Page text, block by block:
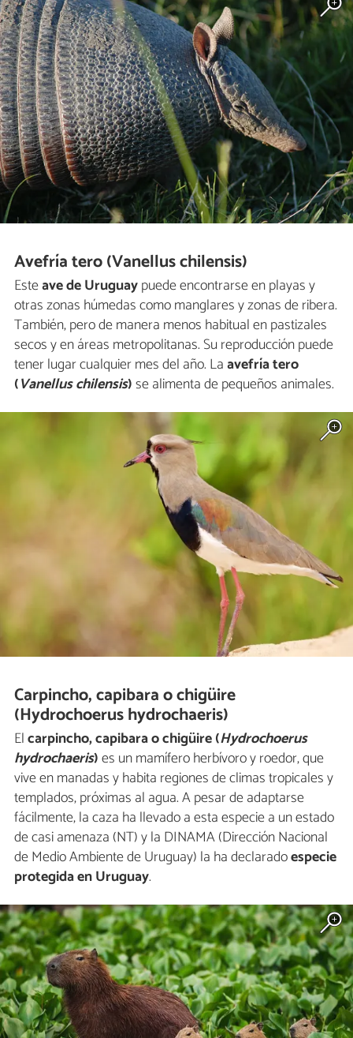
Avefría tero (Vanellus chilensis)
Esteave de Uruguaypuede encontrarse en playas y
otras zonas húmedas como manglares y zonas de ribera.
También, pero de manera menos habitual en pastizales
secos y en áreas metropolitanas. Su reproducción puede
tener lugar cualquier mes del año. Laavefría tero
(Vanellus chilensis)se alimenta de pequeños animales.
Carpincho, capibara o chigüire
(Hydrochoerus hydrochaeris)
Elcarpincho, capibara o chigüire (Hydrochoerus
hydrochaeris)es un mamífero herbívoro y roedor, que
vive en manadas y habita regiones de climas tropicales y
templados, próximas al agua. A pesar de adaptarse
fácilmente, la caza ha llevado a esta especie a un estado
de casi amenaza (NT) y la DINAMA (Dirección Nacional
de Medio Ambiente de Uruguay) la ha declaradoespecie
protegida en Uruguay.